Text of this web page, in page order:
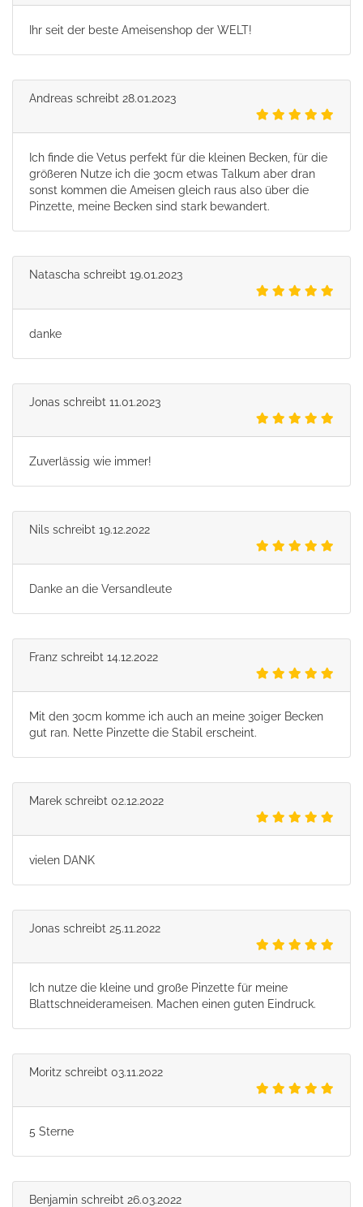
Ihr seit der beste Ameisenshop der WELT!
Andreas schreibt 28.01.2023
Ich finde die Vetus perfekt für die kleinen Becken, für die
größeren Nutze ich die 30cm etwas Talkum aber dran
sonst kommen die Ameisen gleich raus also über die
Pinzette, meine Becken sind stark bewandert.
Natascha schreibt 19.01.2023
danke
Jonas schreibt 11.01.2023
Zuverlässig wie immer!
Nils schreibt 19.12.2022
Danke an die Versandleute
Franz schreibt 14.12.2022
Mit den 30cm komme ich auch an meine 30iger Becken
gut ran. Nette Pinzette die Stabil erscheint.
Marek schreibt 02.12.2022
vielen DANK
Jonas schreibt 25.11.2022
Ich nutze die kleine und große Pinzette für meine
Blattschneiderameisen. Machen einen guten Eindruck.
Moritz schreibt 03.11.2022
5 Sterne
Benjamin schreibt 26.03.2022